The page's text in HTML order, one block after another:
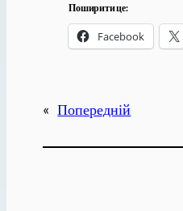
Поширити це:
Facebook
« Попередній